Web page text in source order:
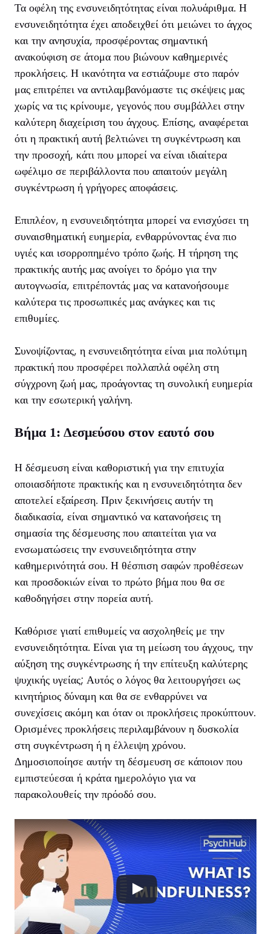
Τα οφέλη της ενσυνειδητότητας είναι πολυάριθμα. Η
ενσυνειδητότητα έχει αποδειχθεί ότι μειώνει το άγχος
και την ανησυχία, προσφέροντας σημαντική
ανακούφιση σε άτομα που βιώνουν καθημερινές
προκλήσεις. Η ικανότητα να εστιάζουμε στο παρόν
μας επιτρέπει να αντιλαμβανόμαστε τις σκέψεις μας
χωρίς να τις κρίνουμε, γεγονός που συμβάλλει στην
καλύτερη διαχείριση του άγχους. Επίσης, αναφέρεται
ότι η πρακτική αυτή βελτιώνει τη συγκέντρωση και
την προσοχή, κάτι που μπορεί να είναι ιδιαίτερα
ωφέλιμο σε περιβάλλοντα που απαιτούν μεγάλη
συγκέντρωση ή γρήγορες αποφάσεις.
Επιπλέον, η ενσυνειδητότητα μπορεί να ενισχύσει τη
συναισθηματική ευημερία, ενθαρρύνοντας ένα πιο
υγιές και ισορροπημένο τρόπο ζωής. Η τήρηση της
πρακτικής αυτής μας ανοίγει το δρόμο για την
αυτογνωσία, επιτρέποντάς μας να κατανοήσουμε
καλύτερα τις προσωπικές μας ανάγκες και τις
επιθυμίες.
Συνοψίζοντας, η ενσυνειδητότητα είναι μια πολύτιμη
πρακτική που προσφέρει πολλαπλά οφέλη στη
σύγχρονη ζωή μας, προάγοντας τη συνολική ευημερία
και την εσωτερική γαλήνη.
Βήμα 1: Δεσμεύσου στον εαυτό σου
Η δέσμευση είναι καθοριστική για την επιτυχία
οποιασδήποτε πρακτικής και η ενσυνειδητότητα δεν
αποτελεί εξαίρεση. Πριν ξεκινήσεις αυτήν τη
διαδικασία, είναι σημαντικό να κατανοήσεις τη
σημασία της δέσμευσης που απαιτείται για να
ενσωματώσεις την ενσυνειδητότητα στην
καθημερινότητά σου. Η θέσπιση σαφών προθέσεων
και προσδοκιών είναι το πρώτο βήμα που θα σε
καθοδηγήσει στην πορεία αυτή.
Καθόρισε γιατί επιθυμείς να ασχοληθείς με την
ενσυνειδητότητα. Είναι για τη μείωση του άγχους, την
αύξηση της συγκέντρωσης ή την επίτευξη καλύτερης
ψυχικής υγείας; Αυτός ο λόγος θα λειτουργήσει ως
κινητήριος δύναμη και θα σε ενθαρρύνει να
συνεχίσεις ακόμη και όταν οι προκλήσεις προκύπτουν.
Ορισμένες προκλήσεις περιλαμβάνουν η δυσκολία
στη συγκέντρωση ή η έλλειψη χρόνου.
Δημοσιοποίησε αυτήν τη δέσμευση σε κάποιον που
εμπιστεύεσαι ή κράτα ημερολόγιο για να
παρακολουθείς την πρόοδό σου.